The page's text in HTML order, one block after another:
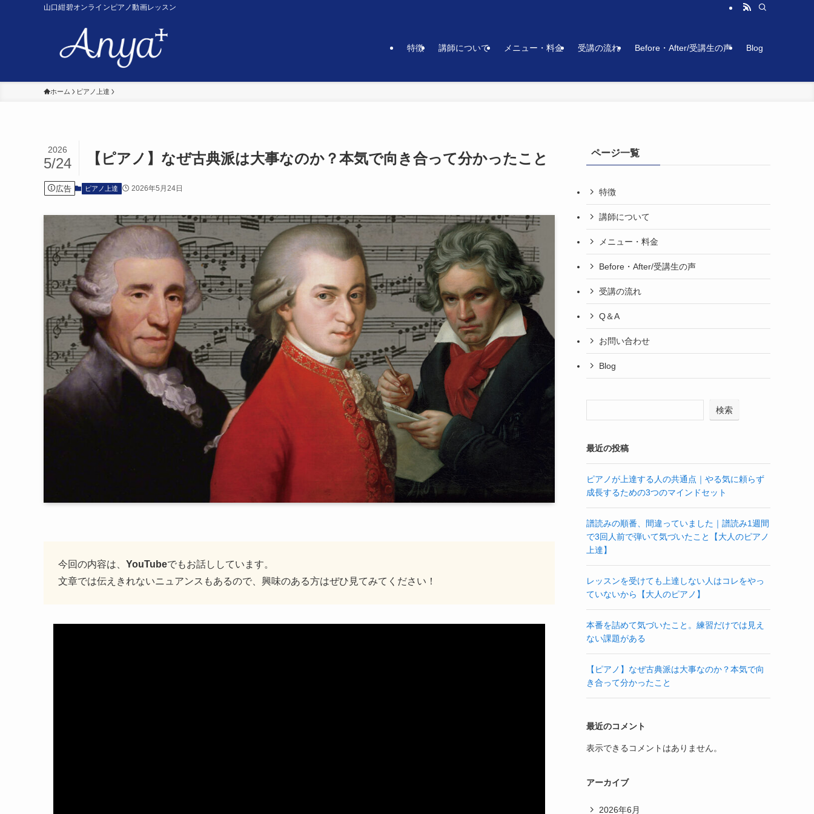
山口紺碧オンラインピアノ動画レッスン
特徴 講師について メニュー・料金 受講の流れ Before・After/受講生の声 Blog
ホーム ピアノ上達
【ピアノ】なぜ古典派は大事なのか？本気で向き合って分かったこと
2026
5/24
広告 ピアノ上達 2026年5月24日
今回の内容は、 YouTubeでもお話ししています。
文章では伝えきれないニュアンスもあるので、興味のある方はぜひ見てみてください！
ページ一覧
特徴
講師について
メニュー・料金
Before・After/受講生の声
受講の流れ
Q＆A
お問い合わせ
Blog
検索
最近の投稿
ピアノが上達する人の共通点｜やる気に頼らず
成長するための3つのマインドセット
譜読みの順番、間違っていました｜譜読み1週間
で3回人前で弾いて気づいたこと【大人のピアノ
上達】
レッスンを受けても上達しない人はコレをやっ
ていないから【大人のピアノ】
本番を詰めて気づいたこと。練習だけでは見え
ない課題がある
【ピアノ】なぜ古典派は大事なのか？本気で向
き合って分かったこと
最近のコメント
表示できるコメントはありません。
アーカイブ
2026年6月